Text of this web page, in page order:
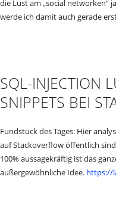
die Lust am „social networken“
werde ich damit auch gerade
SQL-INJECTION
SNIPPETS BEI
Fundstück des Tages: Hier
auf Stackoverflow öffentlich
100% aussagekräftig ist das
außergewöhnliche Idee. https://